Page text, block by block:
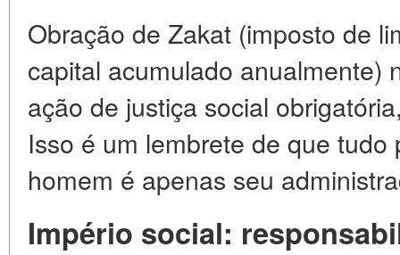
Obração de Zakat (imposto de
capital acumulado anualmente)
ação de justiça social
Isso é um lembrete de que
homem é apenas seu
Império social: